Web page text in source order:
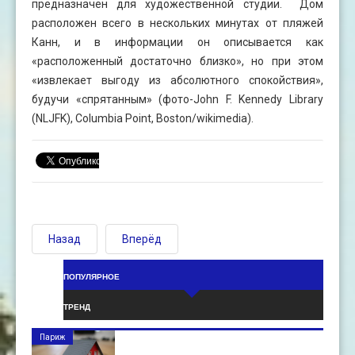
предназначен для художественной студии. Дом
расположен всего в нескольких минутах от пляжей
Канн, и в информации он описывается как
«расположенный достаточно близко», но при этом
«извлекает выгоду из абсолютного спокойствия»,
будучи «спрятанным» (фото-John F. Kennedy Library
(NLJFK), Columbia Point, Boston/wikimedia).
Назад Вперёд
ПОПУЛЯРНОЕ
ТРЕНД
Париж